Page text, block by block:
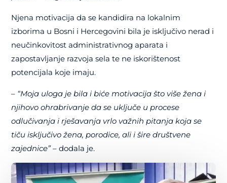
Njena motivacija da se kandidira na lokalnim
izborima u Bosni i Hercegovini bila je isključivo nerad i
neučinkovitost administrativnog aparata i
zapostavljanje razvoja sela te ne iskorištenost
potencijala koje imaju.
– “Moja uloga je bila i biće motivacija što više žena i
njihovo ohrabrivanje da se uključe u procese
odlučivanja i rješavanja vrlo važnih pitanja koja se
tiču isključivo žena, porodice, ali i šire društvene
zajednice”– dodala je.